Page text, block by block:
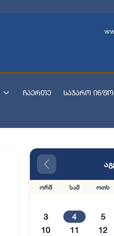
ჩაერთე საჯარო
ორშ სამ ოთხ
3
4 5
10
11 12